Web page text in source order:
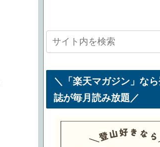
＼「楽天マガジン」な
誌が毎月読み放題／